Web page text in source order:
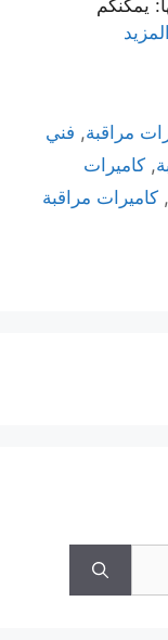
يمكنكم
مراقبة, فني
, كاميرات
, كاميرات مراقبة